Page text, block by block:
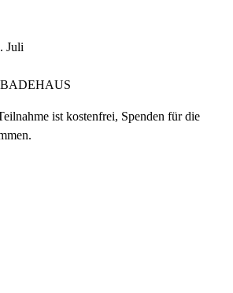
Juli
BADEHAUS
ist kostenfrei, Spenden für die